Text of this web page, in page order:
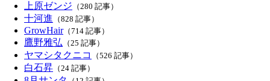
上原ゼンジ （280 記事）
十河進 （828 記事）
GrowHair（714 記事）
鷹野雅弘 （25 記事）
ヤマシタクニコ （526 記事）
白石昇 （24 記事）